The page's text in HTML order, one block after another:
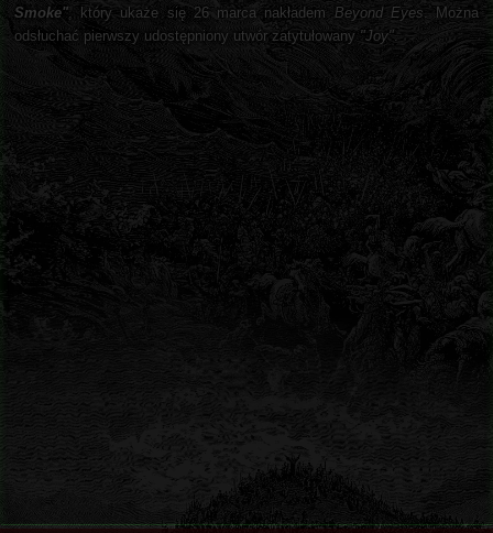
Smoke", który ukaże się 26 marca nakładem Beyond Eyes. Można
odsłuchać pierwszy udostępniony utwór zatytułowany "Joy".